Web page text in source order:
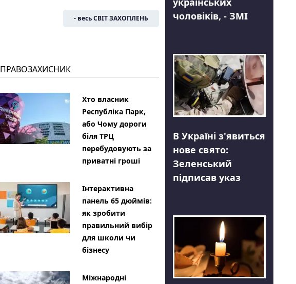
- весь СВІТ ЗАХОПЛЕНЬ
ПРАВОЗАХИСНИК
Хто власник
Республіка Парк,
або Чому дороги
біля ТРЦ
перебудовують за
приватні гроші
Інтерактивна
панель 65 дюймів:
як зробити
правильний вибір
для школи чи
бізнесу
Міжнародні
чоловіків, - ЗМІ
В Україні з'явиться
нове свято:
Зеленський
підписав указ